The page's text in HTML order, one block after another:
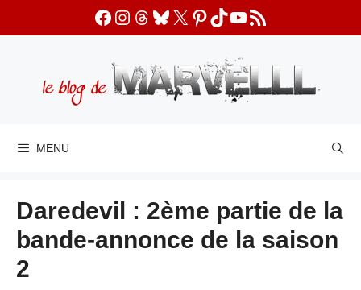
Facebook
Instagram
Threads
Bluesky
X Pinterest
TikTok
YouTube
Flux RSS
MENU
Daredevil : 2ème partie de la
bande-annonce de la saison
2